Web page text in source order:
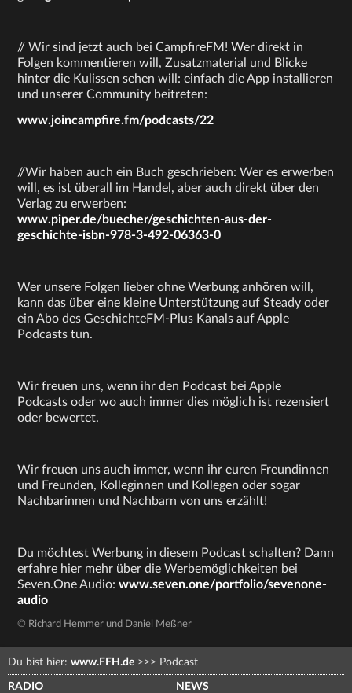
// Wir sind jetzt auch bei CampfireFM! Wer direkt in
Folgen kommentieren will, Zusatzmaterial und Blicke
hinter die Kulissen sehen will: einfach die App installieren
und unserer Community beitreten:
www.joincampfire.fm/podcasts/22
//Wir haben auch ein Buch geschrieben: Wer es erwerben
will, es ist überall im Handel, aber auch direkt über den
Verlag zu erwerben:
www.piper.de/buecher/geschichten-aus-der-
geschichte-isbn-978-3-492-06363-0
Wer unsere Folgen lieber ohne Werbung anhören will,
kann das über eine kleine Unterstützung auf Steady oder
ein Abo des GeschichteFM-Plus Kanals auf Apple
Podcasts tun.
Wir freuen uns, wenn ihr den Podcast bei Apple
Podcasts oder wo auch immer dies möglich ist rezensiert
oder bewertet.
Wir freuen uns auch immer, wenn ihr euren Freundinnen
und Freunden, Kolleginnen und Kollegen oder sogar
Nachbarinnen und Nachbarn von uns erzählt!
Du möchtest Werbung in diesem Podcast schalten? Dann
erfahre hier mehr über die Werbemöglichkeiten bei
Seven.One Audio:www.seven.one/portfolio/sevenone-
audio
© Richard Hemmer und Daniel Meßner
Du bist hier: www.FFH.de >>> Podcast
RADIO NEWS